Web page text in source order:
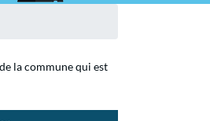
la commune qui est